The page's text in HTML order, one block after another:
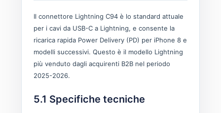
Il connettore Lightning C94 è lo standard attuale
per i cavi da USB-C a Lightning, e consente la
ricarica rapida Power Delivery (PD) per iPhone 8 e
modelli successivi. Questo è il modello Lightning
più venduto dagli acquirenti B2B nel periodo
2025-2026.
5.1 Specifiche tecniche